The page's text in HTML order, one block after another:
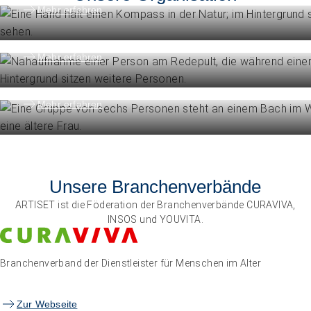
Mehr erfahren
Engagement
Politik und Positionen
Mehr erfahren
Organisation
Die Föderation im Überblick
Mehr erfahren
Unsere Branchenverbände
ARTISET ist die Föderation der Branchenverbände CURAVIVA,
INSOS und YOUVITA.
Branchenverband der Dienstleister für Menschen im Alter
Zur Webseite